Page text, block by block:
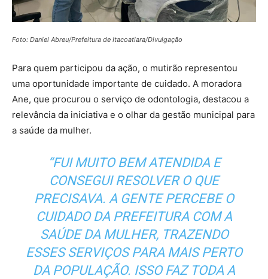
Foto: Daniel Abreu/Prefeitura de Itacoatiara/Divulgação
Para quem participou da ação, o mutirão representou
uma oportunidade importante de cuidado. A moradora
Ane, que procurou o serviço de odontologia, destacou a
relevância da iniciativa e o olhar da gestão municipal para
a saúde da mulher.
“FUI MUITO BEM ATENDIDA E
CONSEGUI RESOLVER O QUE
PRECISAVA. A GENTE PERCEBE O
CUIDADO DA PREFEITURA COM A
SAÚDE DA MULHER, TRAZENDO
ESSES SERVIÇOS PARA MAIS PERTO
DA POPULAÇÃO. ISSO FAZ TODA A